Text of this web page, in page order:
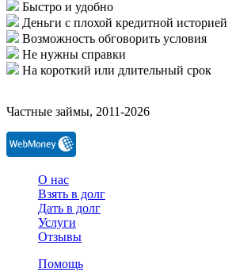
Быстро и удобно
Деньги с плохой кредитной историей
Возможность обговорить условия
Не нужны справки
На короткий или длительный срок
Частные займы, 2011-2026
О нас
Взять в долг
Дать в долг
Услуги
Отзывы
Помощь